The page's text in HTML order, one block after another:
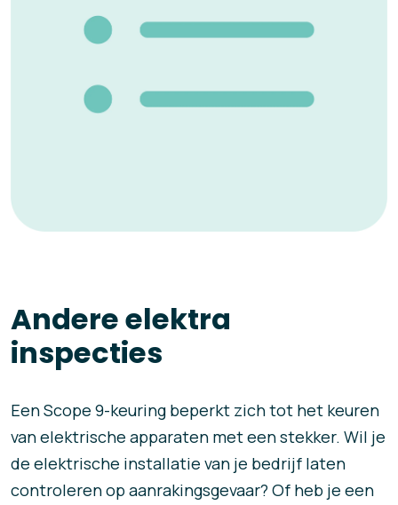
Andere elektra
inspecties
Een Scope 9-keuring beperkt zich tot het keuren
van elektrische apparaten met een stekker. Wil je
de elektrische installatie van je bedrijf laten
controleren op aanrakingsgevaar? Of heb je een